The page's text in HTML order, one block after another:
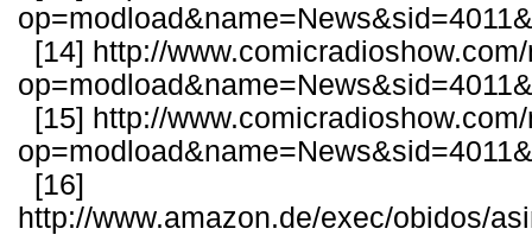
[14] http://
[15] http://
[16]
http://www.amazon.de/exec/obidos/